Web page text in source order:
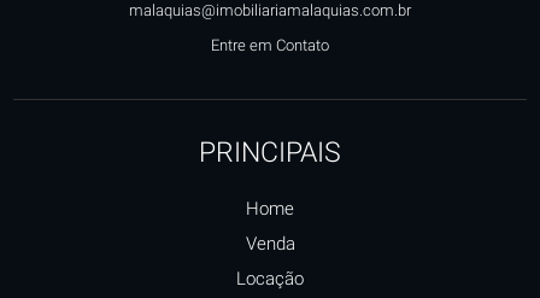
malaquias@imobiliariamalaquias.com.br
Entre em Contato
PRINCIPAIS
Home
Venda
Locação